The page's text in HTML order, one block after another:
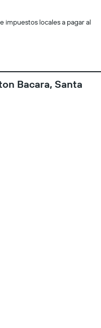
impuestos locales a pagar al
Bacara, Santa